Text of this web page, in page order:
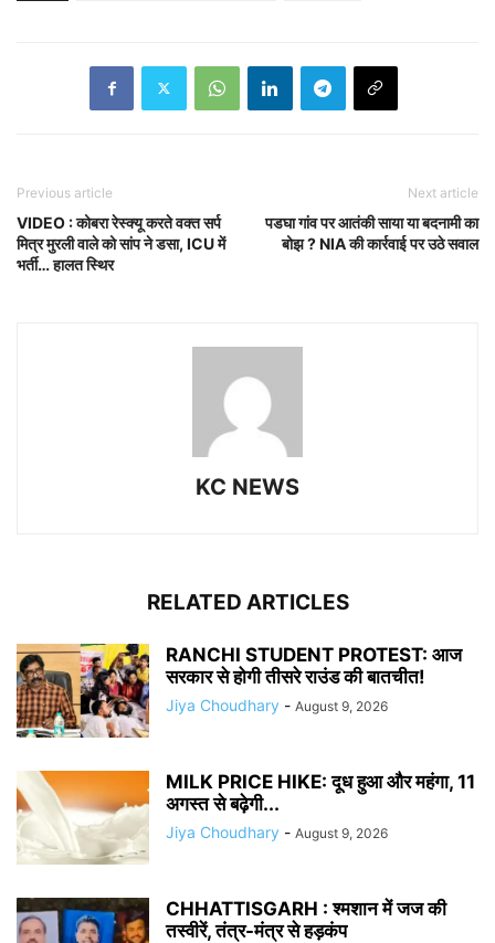
Previous article
VIDEO : कोबरा रेस्क्यू करते वक्त सर्प
मित्र मुरली वाले को सांप ने डसा, ICU में
भर्ती… हालत स्थिर
Next article
पडघा गांव पर आतंकी साया या बदनामी का
बोझ ? NIA की कार्रवाई पर उठे सवाल
KC NEWS
RELATED ARTICLES
RANCHI STUDENT PROTEST: आज
सरकार से होगी तीसरे राउंड की बातचीत!
Jiya Choudhary - August 9, 2026
MILK PRICE HIKE: दूध हुआ और महंगा, 11
अगस्त से बढ़ेगी...
Jiya Choudhary - August 9, 2026
CHHATTISGARH : श्मशान में जज की
तस्वीरें, तंत्र-मंत्र से हड़कंप